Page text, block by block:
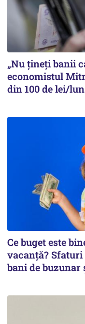
„Nu țineți banii
economistul
din 100 de lei/
Ce buget este
vacanță?
bani de buzunar